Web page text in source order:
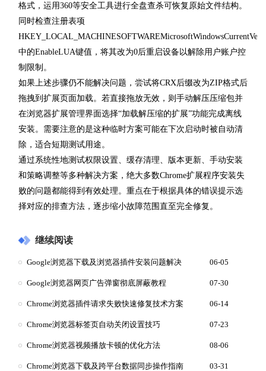
格式，运用360等安全工具进行全盘查杀可恢复原始文件结构。
同时检查注册表项
中的EnableLUA键值，将其改为0后重启设备以解除用户账户控
制限制。
如果上述步骤仍不能解决问题，尝试将CRX后缀改为ZIP格式后
拖拽到扩展页面加载。若直接拖放无效，则手动解压压缩包并
在浏览器扩展管理界面选择“加载解压缩的扩展”功能完成离线
安装。需要注意的是这种临时方案可能在下次启动时被自动清
除，适合短期测试用途。
通过系统性地测试权限设置、缓存清理、版本更新、手动安装
和策略调整等多种解决方案，绝大多数Chrome扩展程序安装失
败的问题都能得到有效处理。重点在于根据具体的错误提示选
择对应的排查方法，逐步缩小故障范围直至完全修复。
继续阅读
Google浏览器下载及浏览器插件安装问题解决 06-05
Google浏览器网页广告弹窗彻底屏蔽教程 07-30
Chrome浏览器插件请求失败快速修复技术方案 06-14
Chrome浏览器标签页自动关闭设置技巧 07-23
Chrome浏览器视频播放卡顿的优化方法 08-06
Chrome浏览器下载及跨平台数据同步操作指南 03-31